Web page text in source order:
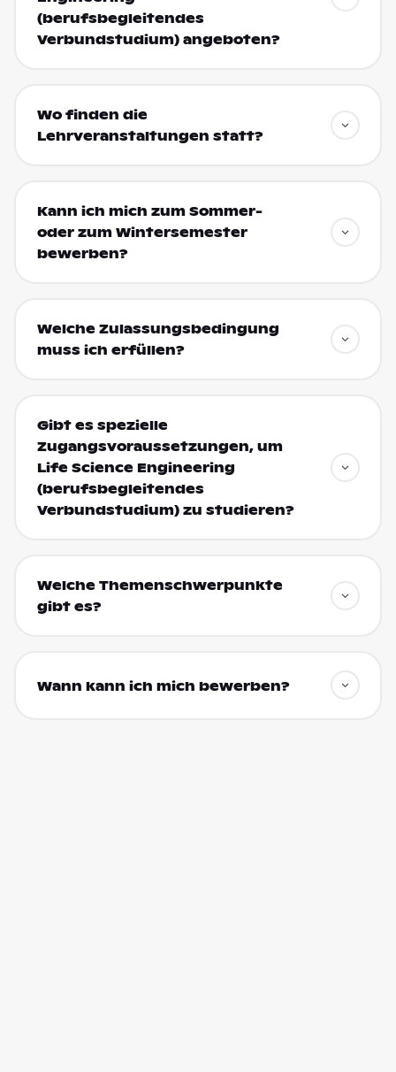
(berufsbegleitendes
Verbundstudium) angeboten?
Wo finden die
Lehrveranstaltungen statt?
Kann ich mich zum Sommer-
oder zum Wintersemester
bewerben?
Welche Zulassungsbedingung
muss ich erfüllen?
Gibt es spezielle
Zugangsvoraussetzungen, um
Life Science Engineering
(berufsbegleitendes
Verbundstudium) zu studieren?
Welche Themenschwerpunkte
gibt es?
Wann kann ich mich bewerben?